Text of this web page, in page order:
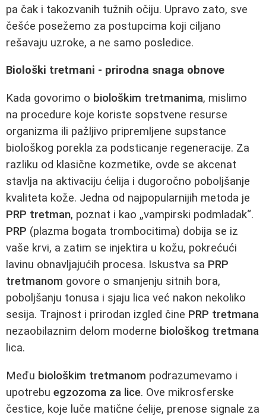
pa čak i takozvanih tužnih očiju. Upravo zato, sve
češće posežemo za postupcima koji ciljano
rešavaju uzroke, a ne samo posledice.
Biološki tretmani - prirodna snaga obnove
Kada govorimo o biološkim tretmanima, mislimo
na procedure koje koriste sopstvene resurse
organizma ili pažljivo pripremljene supstance
biološkog porekla za podsticanje regeneracije. Za
razliku od klasične kozmetike, ovde se akcenat
stavlja na aktivaciju ćelija i dugoročno poboljšanje
kvaliteta kože. Jedna od najpopularnijih metoda je
PRP tretman, poznat i kao „vampirski podmladak“.
PRP (plazma bogata trombocitima) dobija se iz
vaše krvi, a zatim se injektira u kožu, pokrećući
lavinu obnavljajućih procesa. Iskustva sa PRP
tretmanom govore o smanjenju sitnih bora,
poboljšanju tonusa i sjaju lica već nakon nekoliko
sesija. Trajnost i prirodan izgled čine PRP tretmana
nezaobilaznim delom moderne biološkog tretmana
lica.
Među biološkim tretmanom podrazumevamo i
upotrebu egzozoma za lice. Ove mikrosferske
čestice, koje luče matične ćelije, prenose signale za